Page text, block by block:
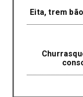
Eita, trem